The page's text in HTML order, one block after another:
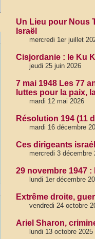
Un Lieu pour Nous
Israël
mercredi 1er juillet
Cisjordanie : le Ku
jeudi 25 juin 2026
7 mai 1948 Les 77
luttes pour la paix,
mardi 12 mai 2026
Résolution 194 (11
mardi 16 décembre
Ces dirigeants
mercredi 3 décembre
29 novembre 1947
lundi 1er décembre
Extrême droite,
vendredi 24 octobre
Ariel Sharon,
lundi 13 octobre